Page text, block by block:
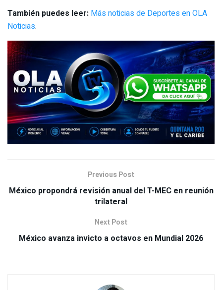
También puedes leer: Más noticias de Deportes en OLA
Noticias.
Previous Post
México propondrá revisión anual del T-MEC en reunión
trilateral
Next Post
México avanza invicto a octavos en Mundial 2026